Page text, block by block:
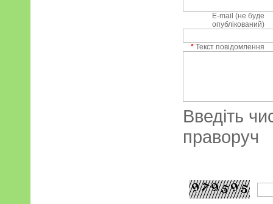
E-mail (не буде
опублікований)
* Текст повідомлення
Введіть
праворуч